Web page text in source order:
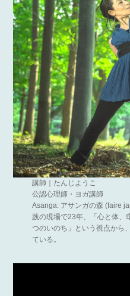
講師｜たんじようこ
公認心理師・ヨガ講師
Asanga: アサンガの森 (faire
践の現場で23年、「心と体、
つのいのち」という視点から
ている。